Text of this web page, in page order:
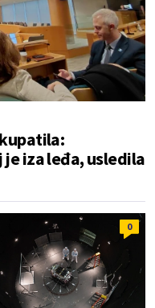
iza leđa, usledila
0